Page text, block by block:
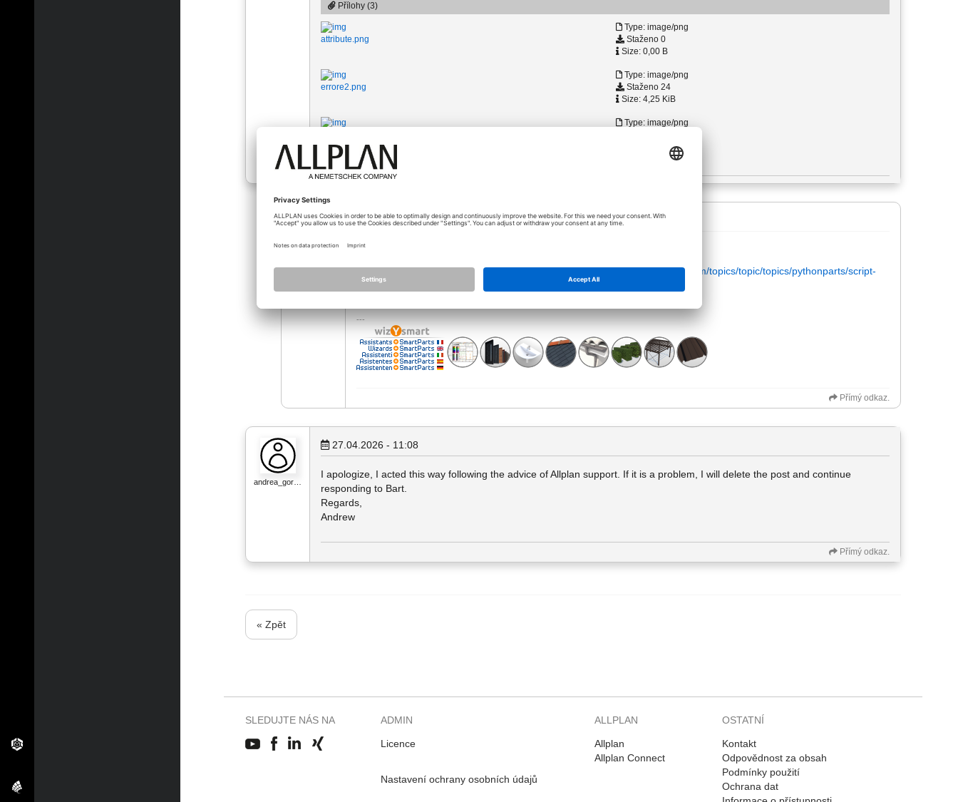
Přílohy (3)
attribute.png
Type: image/png
Staženo 0
Size: 0,00 B
errore2.png
Type: image/png
Staženo 24
Size: 4,25 KiB
Type: image/png
Size: 7,42 KiB
27.04.2026 - 10:38
Hello,
This is the same message as in that thread:https://connect.allplan.com/forum/topics/topic/topics/pythonparts/script-
basisexamplesgeneralattributes-not-found.html
Přímý odkaz.
andrea_gor…
27.04.2026 - 11:08
I apologize, I acted this way following the advice of Allplan support. If it is a problem, I will delete the post and continue
responding to Bart.
Regards,
Andrew
Přímý odkaz.
« Zpět
SLEDUJTE NÁS NA ADMIN
Licence
Nastavení ochrany osobních údajů
ALLPLAN
Allplan
Allplan Connect
OSTATNÍ
Kontakt
Odpovědnost za obsah
Podmínky použití
Ochrana dat